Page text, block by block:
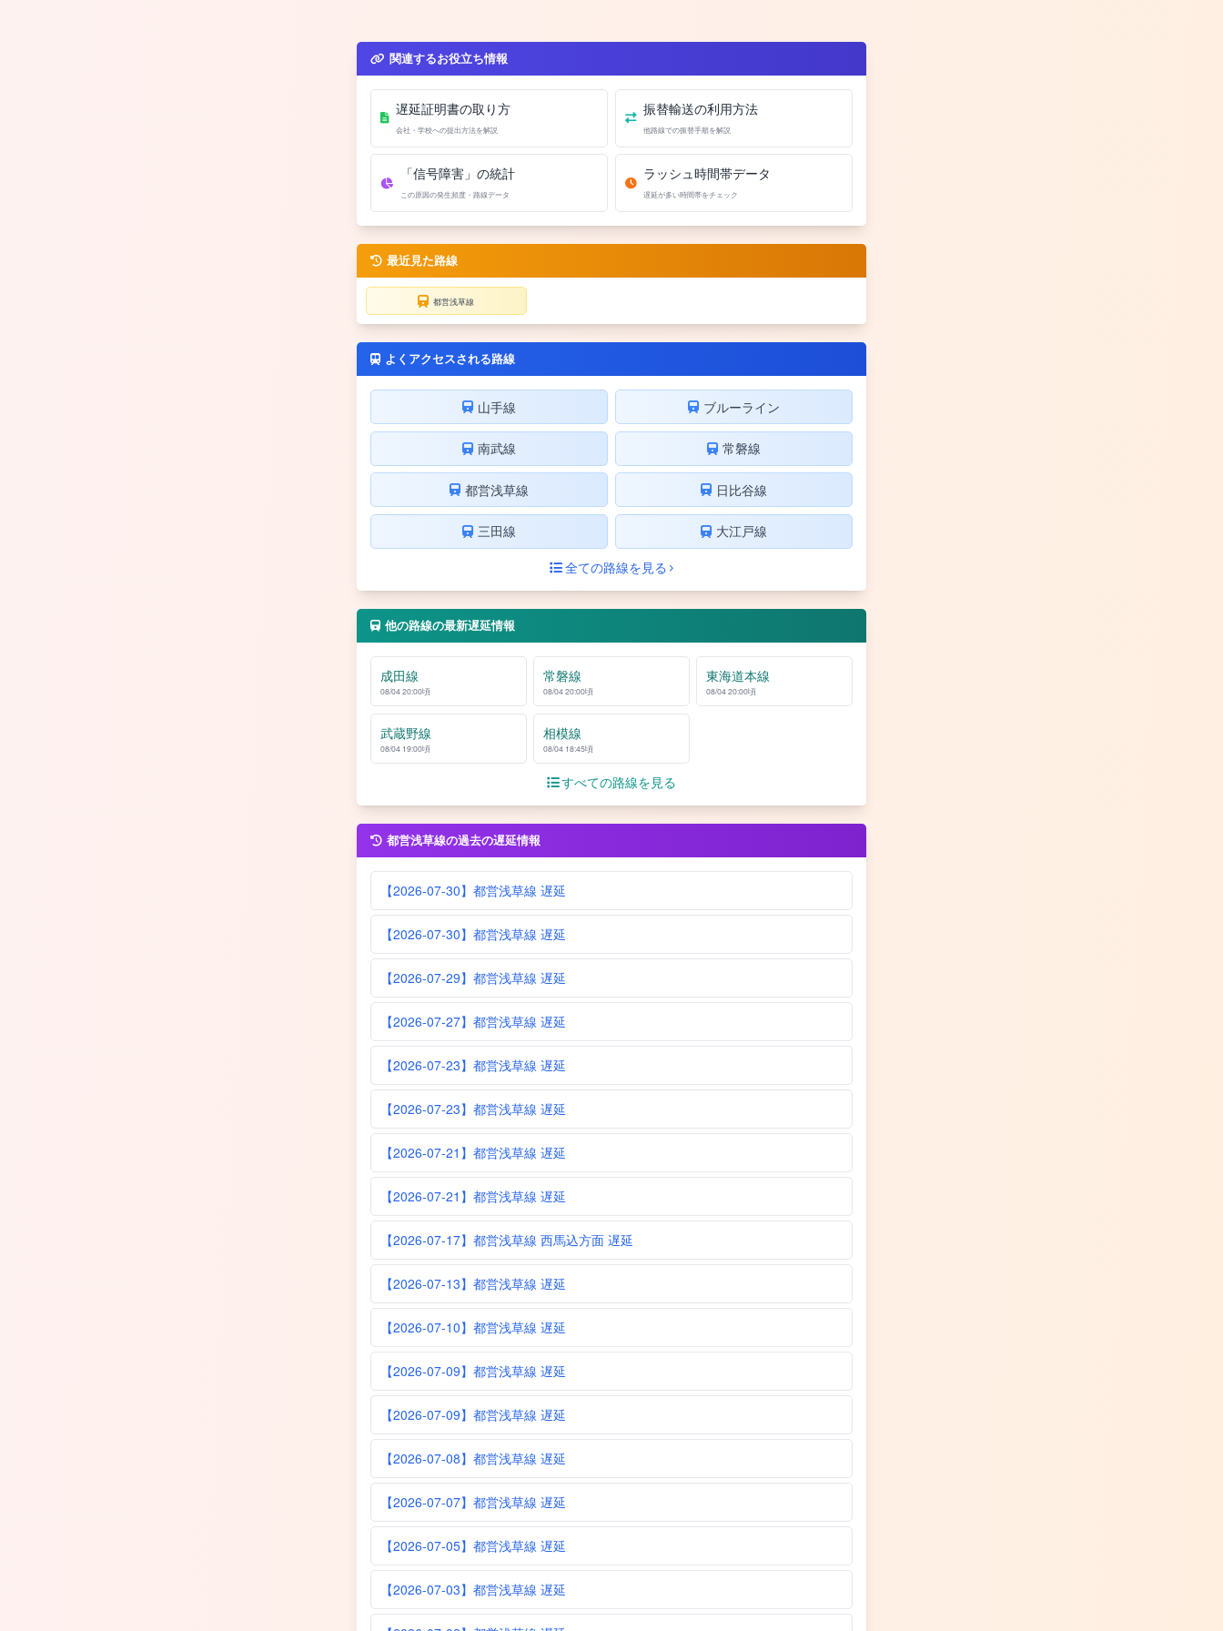
関連するお役立ち情報
遅延証明書の取り方
会社・学校への提出方法を解説
振替輸送の利用方法
他路線での振替手順を解説
「信号障害」の統計
この原因の発生頻度・路線データ
ラッシュ時間帯データ
遅延が多い時間帯をチェック
最近見た路線
都営浅草線
よくアクセスされる路線
山手線 ブルーライン
南武線 常磐線
都営浅草線 日比谷線
三田線
大江戸線
全ての路線を見る
他の路線の最新遅延情報
成田線
08/04 20:00頃
常磐線
08/04 20:00頃
東海道本線
08/04 20:00頃
武蔵野線
08/04 19:00頃
相模線
08/04 18:45頃
すべての路線を見る
都営浅草線の過去の遅延情報
【2026-07-30】都営浅草線 遅延
【2026-07-30】都営浅草線 遅延
【2026-07-29】都営浅草線 遅延
【2026-07-27】都営浅草線 遅延
【2026-07-23】都営浅草線 遅延
【2026-07-23】都営浅草線 遅延
【2026-07-21】都営浅草線 遅延
【2026-07-21】都営浅草線 遅延
【2026-07-17】都営浅草線 西馬込方面 遅延
【2026-07-13】都営浅草線 遅延
【2026-07-10】都営浅草線 遅延
【2026-07-09】都営浅草線 遅延
【2026-07-09】都営浅草線 遅延
【2026-07-08】都営浅草線 遅延
【2026-07-07】都営浅草線 遅延
【2026-07-05】都営浅草線 遅延
【2026-07-03】都営浅草線 遅延